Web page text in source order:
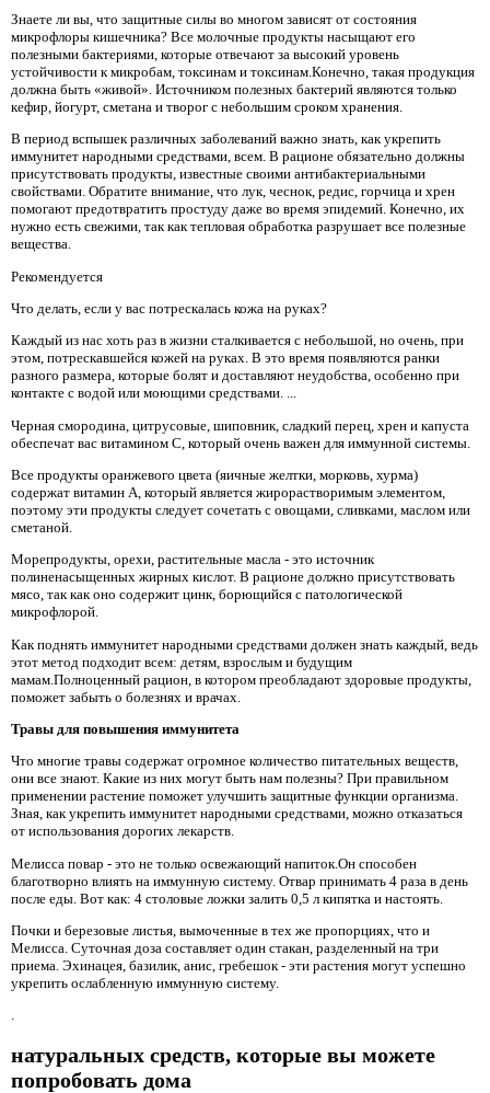
Знаете ли вы, что защитные силы во многом зависят от состояния
микрофлоры кишечника? Все молочные продукты насыщают его
полезными бактериями, которые отвечают за высокий уровень
устойчивости к микробам, токсинам и токсинам.Конечно, такая продукция
должна быть «живой». Источником полезных бактерий являются только
кефир, йогурт, сметана и творог с небольшим сроком хранения.
В период вспышек различных заболеваний важно знать, как укрепить
иммунитет народными средствами, всем. В рационе обязательно должны
присутствовать продукты, известные своими антибактериальными
свойствами. Обратите внимание, что лук, чеснок, редис, горчица и хрен
помогают предотвратить простуду даже во время эпидемий. Конечно, их
нужно есть свежими, так как тепловая обработка разрушает все полезные
вещества.
Рекомендуется
Что делать, если у вас потрескалась кожа на руках?
Каждый из нас хоть раз в жизни сталкивается с небольшой, но очень, при
этом, потрескавшейся кожей на руках. В это время появляются ранки
разного размера, которые болят и доставляют неудобства, особенно при
контакте с водой или моющими средствами. ...
Черная смородина, цитрусовые, шиповник, сладкий перец, хрен и капуста
обеспечат вас витамином С, который очень важен для иммунной системы.
Все продукты оранжевого цвета (яичные желтки, морковь, хурма)
содержат витамин А, который является жирорастворимым элементом,
поэтому эти продукты следует сочетать с овощами, сливками, маслом или
сметаной.
Морепродукты, орехи, растительные масла - это источник
полиненасыщенных жирных кислот. В рационе должно присутствовать
мясо, так как оно содержит цинк, борющийся с патологической
микрофлорой.
Как поднять иммунитет народными средствами должен знать каждый, ведь
этот метод подходит всем: детям, взрослым и будущим
мамам.Полноценный рацион, в котором преобладают здоровые продукты,
поможет забыть о болезнях и врачах.
Травы для повышения иммунитета
Что многие травы содержат огромное количество питательных веществ,
они все знают. Какие из них могут быть нам полезны? При правильном
применении растение поможет улучшить защитные функции организма.
Зная, как укрепить иммунитет народными средствами, можно отказаться
от использования дорогих лекарств.
Мелисса повар - это не только освежающий напиток.Он способен
благотворно влиять на иммунную систему. Отвар принимать 4 раза в день
после еды. Вот как: 4 столовые ложки залить 0,5 л кипятка и настоять.
Почки и березовые листья, вымоченные в тех же пропорциях, что и
Мелисса. Суточная доза составляет один стакан, разделенный на три
приема. Эхинацея, базилик, анис, гребешок - эти растения могут успешно
укрепить ослабленную иммунную систему.
.
натуральных средств, которые вы можете
попробовать дома